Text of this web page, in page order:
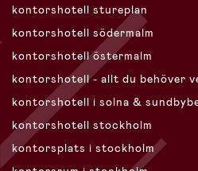
kontorshotell stureplan
kontorshotell södermalm
kontorshotell östermalm
kontorshotell - allt du behöver
kontorshotell i solna &
kontorshotell stockholm
kontorsplats i stockholm